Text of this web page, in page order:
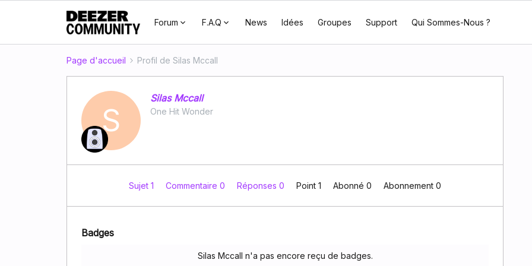
Forum F.A.Q News Idées Groupes Support Qui Sommes-Nous ?
Page d'accueil Profil de Silas Mccall
S
Silas Mccall
One Hit Wonder
Sujet 1 Commentaire 0 Réponses 0 Point 1 Abonné 0 Abonnement 0
Badges
Silas Mccall n'a pas encore reçu de badges.